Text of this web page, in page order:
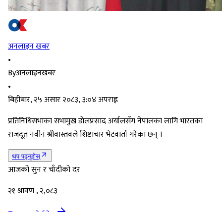
अनलाइन खबर
•
Byअनलाइनखबर
•
बिहीबार, २५ असार २०८३, ३:०४ अपराह्न
प्रतिनिधिसभाका सभामुख डोलप्रसाद अर्यालसँग नेपालका लागि भारतका
राजदूत नवीन श्रीवास्तवले शिष्टाचार भेटवार्ता गरेका छन् ।
थप पढ्नुहोस्
आजको सुन र चाँदीको दर
२१ श्रावण , २,०८३